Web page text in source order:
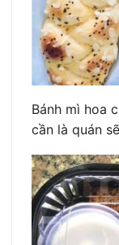
Bánh mì hoa
cần là quán